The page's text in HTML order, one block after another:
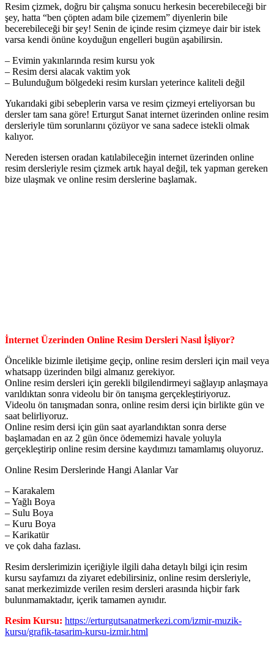
Resim çizmek, doğru bir çalışma sonucu herkesin becerebileceği bir
şey, hatta “ben çöpten adam bile çizemem” diyenlerin bile
becerebileceği bir şey! Senin de içinde resim çizmeye dair bir istek
varsa kendi önüne koyduğun engelleri bugün aşabilirsin.
– Evimin yakınlarında resim kursu yok
– Resim dersi alacak vaktim yok
– Bulunduğum bölgedeki resim kursları yeterince kaliteli değil
Yukarıdaki gibi sebeplerin varsa ve resim çizmeyi erteliyorsan bu
dersler tam sana göre! Erturgut Sanat internet üzerinden online resim
dersleriyle tüm sorunlarını çözüyor ve sana sadece istekli olmak
kalıyor.
Nereden istersen oradan katılabileceğin internet üzerinden online
resim dersleriyle resim çizmek artık hayal değil, tek yapman gereken
bize ulaşmak ve online resim derslerine başlamak.
İnternet Üzerinden Online Resim Dersleri Nasıl İşliyor?
Öncelikle bizimle iletişime geçip, online resim dersleri için mail veya
whatsapp üzerinden bilgi almanız gerekiyor.
Online resim dersleri için gerekli bilgilendirmeyi sağlayıp anlaşmaya
varıldıktan sonra videolu bir ön tanışma gerçekleştiriyoruz.
Videolu ön tanışmadan sonra, online resim dersi için birlikte gün ve
saat belirliyoruz.
Online resim dersi için gün saat ayarlandıktan sonra derse
başlamadan en az 2 gün önce ödememizi havale yoluyla
gerçekleştirip online resim dersine kaydımızı tamamlamış oluyoruz.
Online Resim Derslerinde Hangi Alanlar Var
– Karakalem
– Yağlı Boya
– Sulu Boya
– Kuru Boya
– Karikatür
ve çok daha fazlası.
Resim derslerimizin içeriğiyle ilgili daha detaylı bilgi için resim
kursu sayfamızı da ziyaret edebilirsiniz, online resim dersleriyle,
sanat merkezimizde verilen resim dersleri arasında hiçbir fark
bulunmamaktadır, içerik tamamen aynıdır.
Resim Kursu: https://erturgutsanatmerkezi.com/izmir-muzik-
kursu/grafik-tasarim-kursu-izmir.html